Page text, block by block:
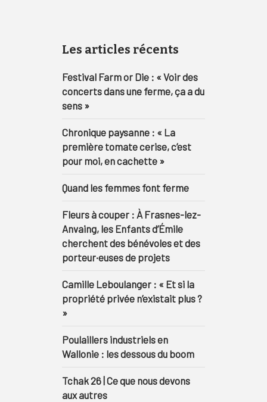
Les articles récents
Festival Farm or Die : « Voir des
concerts dans une ferme, ça a du
sens »
Chronique paysanne : « La
première tomate cerise, c’est
pour moi, en cachette »
Quand les femmes font ferme
Fleurs à couper : À Frasnes-lez-
Anvaing, les Enfants d’Émile
cherchent des bénévoles et des
porteur·euses de projets
Camille Leboulanger : « Et si la
propriété privée n’existait plus ?
»
Poulaillers industriels en
Wallonie : les dessous du boom
Tchak 26 | Ce que nous devons
aux autres